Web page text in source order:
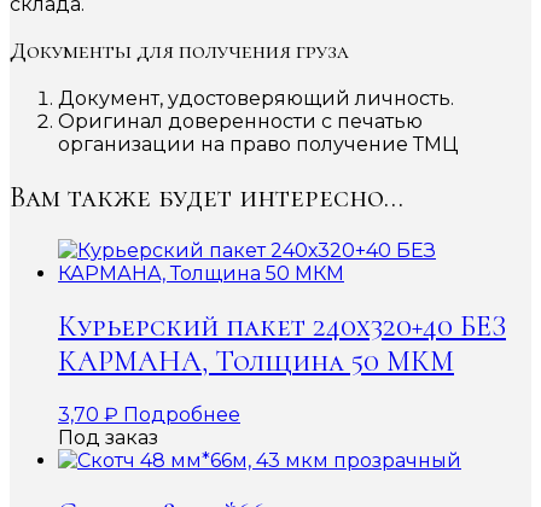
Документы для получения груза
Документ, удостоверяющий личность.
Оригинал доверенности с печатью
организации на право получение ТМЦ
Вам также будет интересно…
Курьерский пакет 240х320+40 БЕЗ
КАРМАНА, Толщина 50 МКМ
3,70 ₽ Подробнее
Под заказ